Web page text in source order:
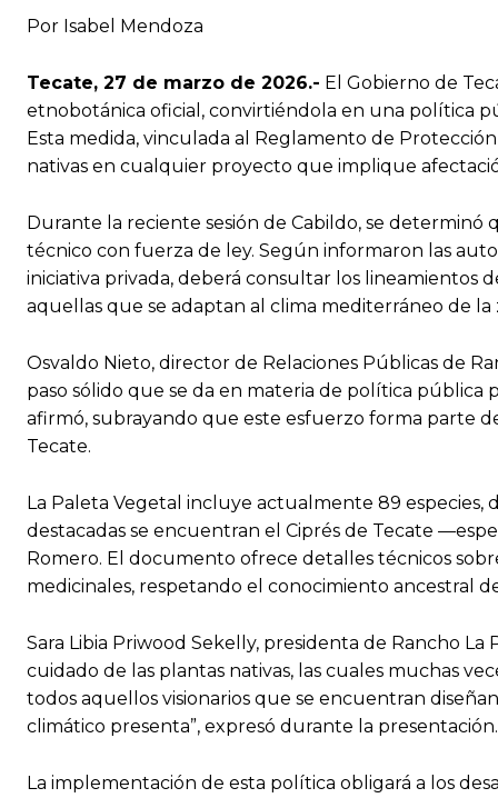
Por Isabel Mendoza
Tecate, 27 de marzo de 2026.- El Gobierno de
etnobotánica oficial, convirtiéndola en una política
Esta medida, vinculada al Reglamento de
nativas en cualquier proyecto que implique
Durante la reciente sesión de Cabildo, se
técnico con fuerza de ley. Según informaron las
iniciativa privada, deberá consultar los lineamientos
aquellas que se adaptan al clima mediterráneo de la
Osvaldo Nieto, director de Relaciones Públicas de
paso sólido que se da en materia de política pública
afirmó, subrayando que este esfuerzo forma parte
Tecate.
La Paleta Vegetal incluye actualmente 89 especies,
destacadas se encuentran el Ciprés de Tecate
Romero. El documento ofrece detalles técnicos
medicinales, respetando el conocimiento ancestral
Sara Libia Priwood Sekelly, presidenta de Rancho
cuidado de las plantas nativas, las cuales muchas
todos aquellos visionarios que se encuentran
climático presenta”, expresó durante la presentación.
La implementación de esta política obligará a los